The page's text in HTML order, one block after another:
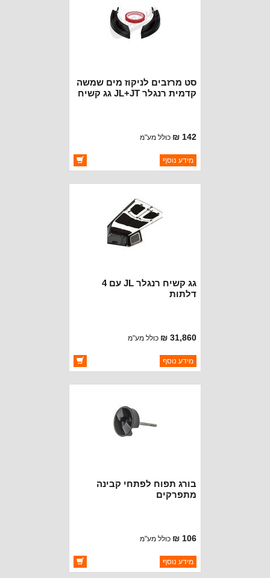
סט מרזבים לניקוז מים שמשה
קדמית רנגלר JL+JT גג קשיח
142 ₪ כולל מע"מ
ברקוד: RT26091
יצרן:CROWN AUTOMOTIVE
מידע נוסף
גג קשיח רנגלר JL עם 4
דלתות
31,860 ₪ כולל מע"מ
ברקוד: 82215142
יצרן:MOPAR CHRYSLER
מידע נוסף
בורג תפוח לפתחי קבינה
מתפרקים
106 ₪ כולל מע"מ
ברקוד: 1CJ57DX9AD
יצרן:CROWN AUTOMOTIVE
מידע נוסף